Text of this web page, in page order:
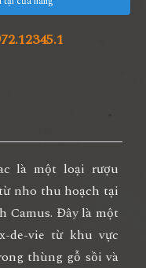
là một loại rượu
nho thu hoạch tại
Camus. Đây là một
de-vie từ khu vực
thùng gỗ sồi và